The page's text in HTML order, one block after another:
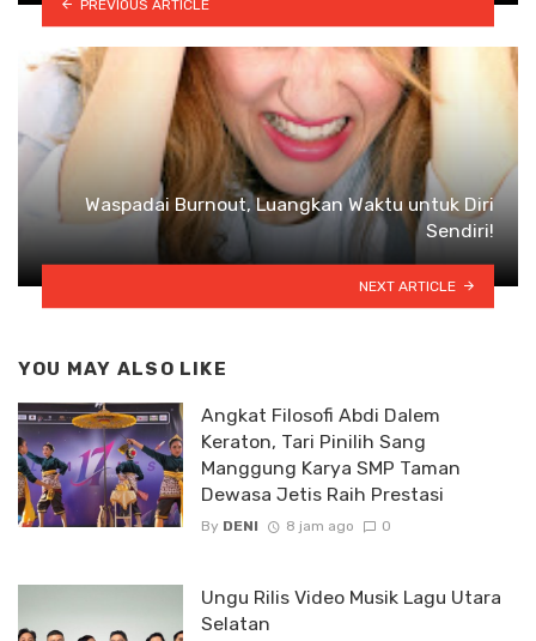
PREVIOUS ARTICLE
Waspadai Burnout, Luangkan Waktu untuk Diri
Sendiri!
NEXT ARTICLE
YOU MAY ALSO LIKE
Angkat Filosofi Abdi Dalem
Keraton, Tari Pinilih Sang
Manggung Karya SMP Taman
Dewasa Jetis Raih Prestasi
By DENI 8 jam ago 0
Ungu Rilis Video Musik Lagu Utara
Selatan